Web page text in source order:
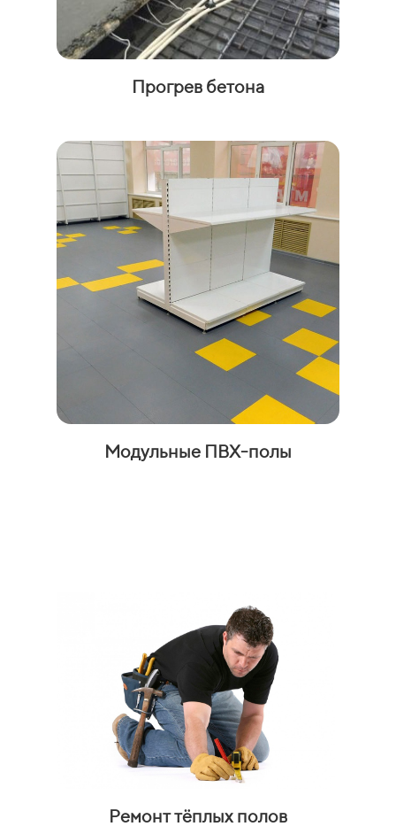
Прогрев бетона
Модульные ПВХ-полы
Ремонт тёплых полов